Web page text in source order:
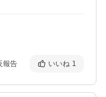
報告 いいね 1